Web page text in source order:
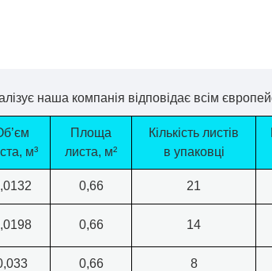
наша компанія відповідає всім
м³
Площа
листа, м²
Кількість листів
в упаковці
0,66 21
0,66 14
0,66 8